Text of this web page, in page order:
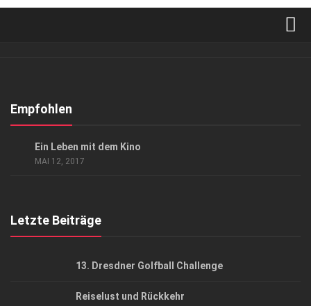
Kontakt, Impressum
Empfohlen
Ein Leben mit dem Kino
MAI 12, 2017
Letzte Beiträge
13. Dresdner Golfball Challenge
Reiselust und Rückkehr